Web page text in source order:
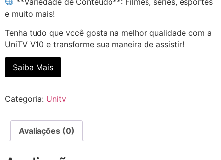
e muito mais!
Tenha tudo que você gosta na melhor qualidade com a
UniTV V10 e transforme sua maneira de assistir!
Saiba Mais
Categoria: Unitv
Avaliações (0)